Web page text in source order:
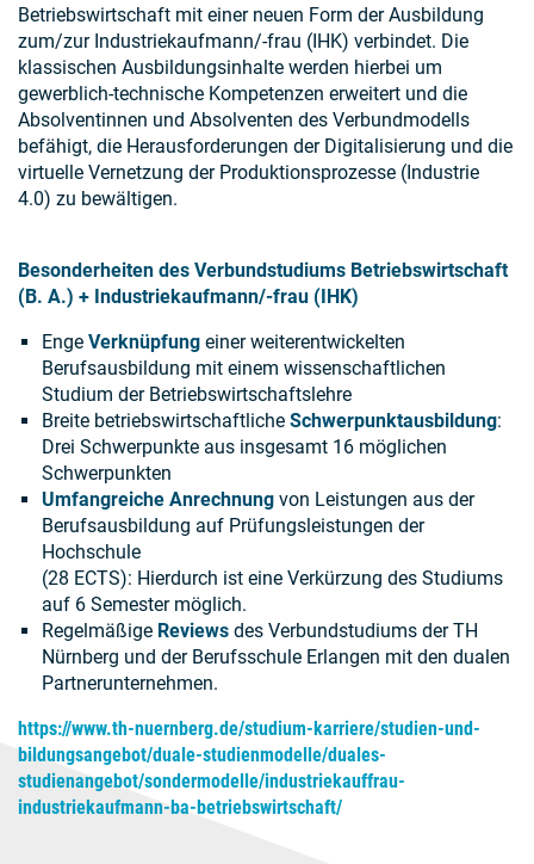
Betriebswirtschaft mit einer neuen Form der Ausbildung
zum/zur Industriekaufmann/-frau (IHK) verbindet. Die
klassischen Ausbildungsinhalte werden hierbei um
gewerblich-technische Kompetenzen erweitert und die
Absolventinnen und Absolventen des Verbundmodells
befähigt, die Herausforderungen der Digitalisierung und die
virtuelle Vernetzung der Produktionsprozesse (Industrie
4.0) zu bewältigen.
Besonderheiten des Verbundstudiums Betriebswirtschaft
(B. A.) + Industriekaufmann/-frau (IHK)
Enge Verknüpfung einer weiterentwickelten
Berufsausbildung mit einem wissenschaftlichen
Studium der Betriebswirtschaftslehre
Breite betriebswirtschaftliche Schwerpunktausbildung:
Drei Schwerpunkte aus insgesamt 16 möglichen
Schwerpunkten
Umfangreiche Anrechnung von Leistungen aus der
Berufsausbildung auf Prüfungsleistungen der
Hochschule
(28 ECTS): Hierdurch ist eine Verkürzung des Studiums
auf 6 Semester möglich.
Regelmäßige Reviews des Verbundstudiums der TH
Nürnberg und der Berufsschule Erlangen mit den dualen
Partnerunternehmen.
https://www.th-nuernberg.de/studium-karriere/studien-und-
bildungsangebot/duale-studienmodelle/duales-
studienangebot/sondermodelle/industriekauffrau-
industriekaufmann-ba-betriebswirtschaft/